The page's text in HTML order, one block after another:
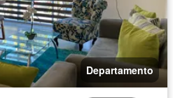
Departamento